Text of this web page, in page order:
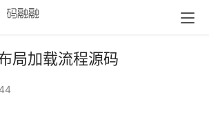
局加载流程源码